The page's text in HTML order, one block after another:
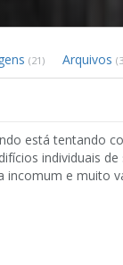
(21) Arquivos
está tentando
individuais
e muito